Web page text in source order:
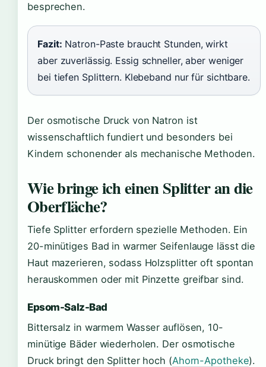
besprechen.
Fazit: Natron-Paste braucht Stunden, wirkt
aber zuverlässig. Essig schneller, aber weniger
bei tiefen Splittern. Klebeband nur für sichtbare.
Der osmotische Druck von Natron ist
wissenschaftlich fundiert und besonders bei
Kindern schonender als mechanische Methoden.
Wie bringe ich einen Splitter an die
Oberfläche?
Tiefe Splitter erfordern spezielle Methoden. Ein
20-minütiges Bad in warmer Seifenlauge lässt die
Haut mazerieren, sodass Holzsplitter oft spontan
herauskommen oder mit Pinzette greifbar sind.
Epsom-Salz-Bad
Bittersalz in warmem Wasser auflösen, 10-
minütige Bäder wiederholen. Der osmotische
Druck bringt den Splitter hoch (Ahorn-Apotheke).